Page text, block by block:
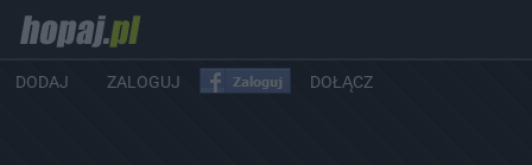
DODAJ ZALOGUJ DOŁĄCZ